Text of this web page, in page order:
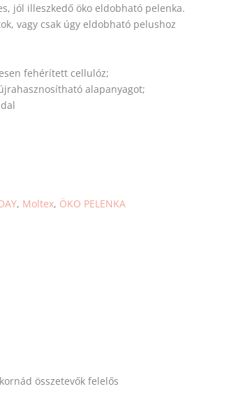
jól illeszkedő öko eldobható pelenka.
vagy csak úgy eldobható pelushoz
fehérített cellulóz;
alapanyagot;
, Moltex, ÖKO PELENKA
összetevők felelős